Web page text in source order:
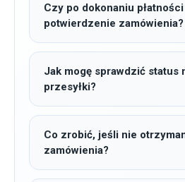
Czy po dokonaniu
potwierdzenie zamówienia?
Jak mogę sprawdzić status
przesyłki?
Co zrobić, jeśli nie
zamówienia?